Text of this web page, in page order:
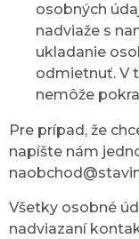
osobných
nadviaže s
ukladanie
odmietnuť. V
nemôže
Pre prípad, že
napíšte nám
Všetky osobné
nadviazaní